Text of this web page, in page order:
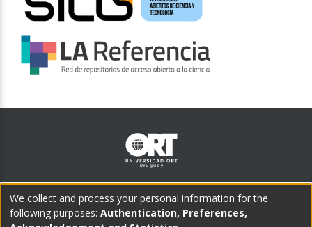
Teléfono central:
(598) 2902 1505
We collect and process your personal information for the
following purposes: Authentication, Preferences,